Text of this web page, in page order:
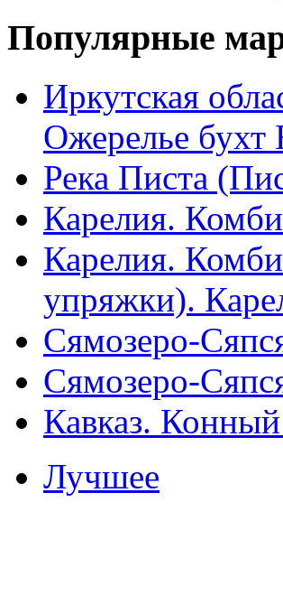
Популярные
Иркутская
Ожерелье бухт
Река Писта
Карелия.
Карелия.
упряжки).
Сямозеро-
Сямозеро-
Кавказ.
Лучшее